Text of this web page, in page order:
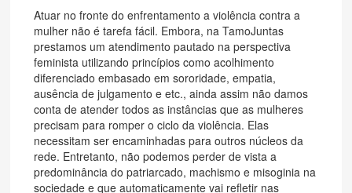
Atuar no fronte do enfrentamento a violência contra a
mulher não é tarefa fácil. Embora, na TamoJuntas
prestamos um atendimento pautado na perspectiva
feminista utilizando princípios como acolhimento
diferenciado embasado em sororidade, empatia,
ausência de julgamento e etc., ainda assim não damos
conta de atender todos as instâncias que as mulheres
precisam para romper o ciclo da violência. Elas
necessitam ser encaminhadas para outros núcleos da
rede. Entretanto, não podemos perder de vista a
predominância do patriarcado, machismo e misoginia na
sociedade e que automaticamente vai refletir nas